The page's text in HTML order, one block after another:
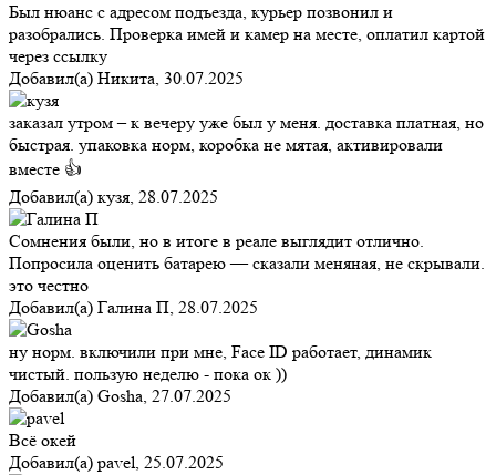
Был нюанс с адресом подъезда, курьер позвонил и
разобрались. Проверка имей и камер на месте, оплатил картой
через ссылку
Добавил(а) Никита, 30.07.2025
заказал утром – к вечеру уже был у меня. доставка платная, но
быстрая. упаковка норм, коробка не мятая, активировали
вместе 👍
Добавил(а) кузя, 28.07.2025
Сомнения были, но в итоге в реале выглядит отлично.
Попросила оценить батарею — сказали меняная, не скрывали.
это честно
Добавил(а) Галина П, 28.07.2025
ну норм. включили при мне, Face ID работает, динамик
чистый. пользую неделю - пока ок ))
Добавил(а) Gosha, 27.07.2025
Всё окей
Добавил(а) pavel, 25.07.2025